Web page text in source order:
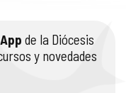
de la Diócesis
y novedades